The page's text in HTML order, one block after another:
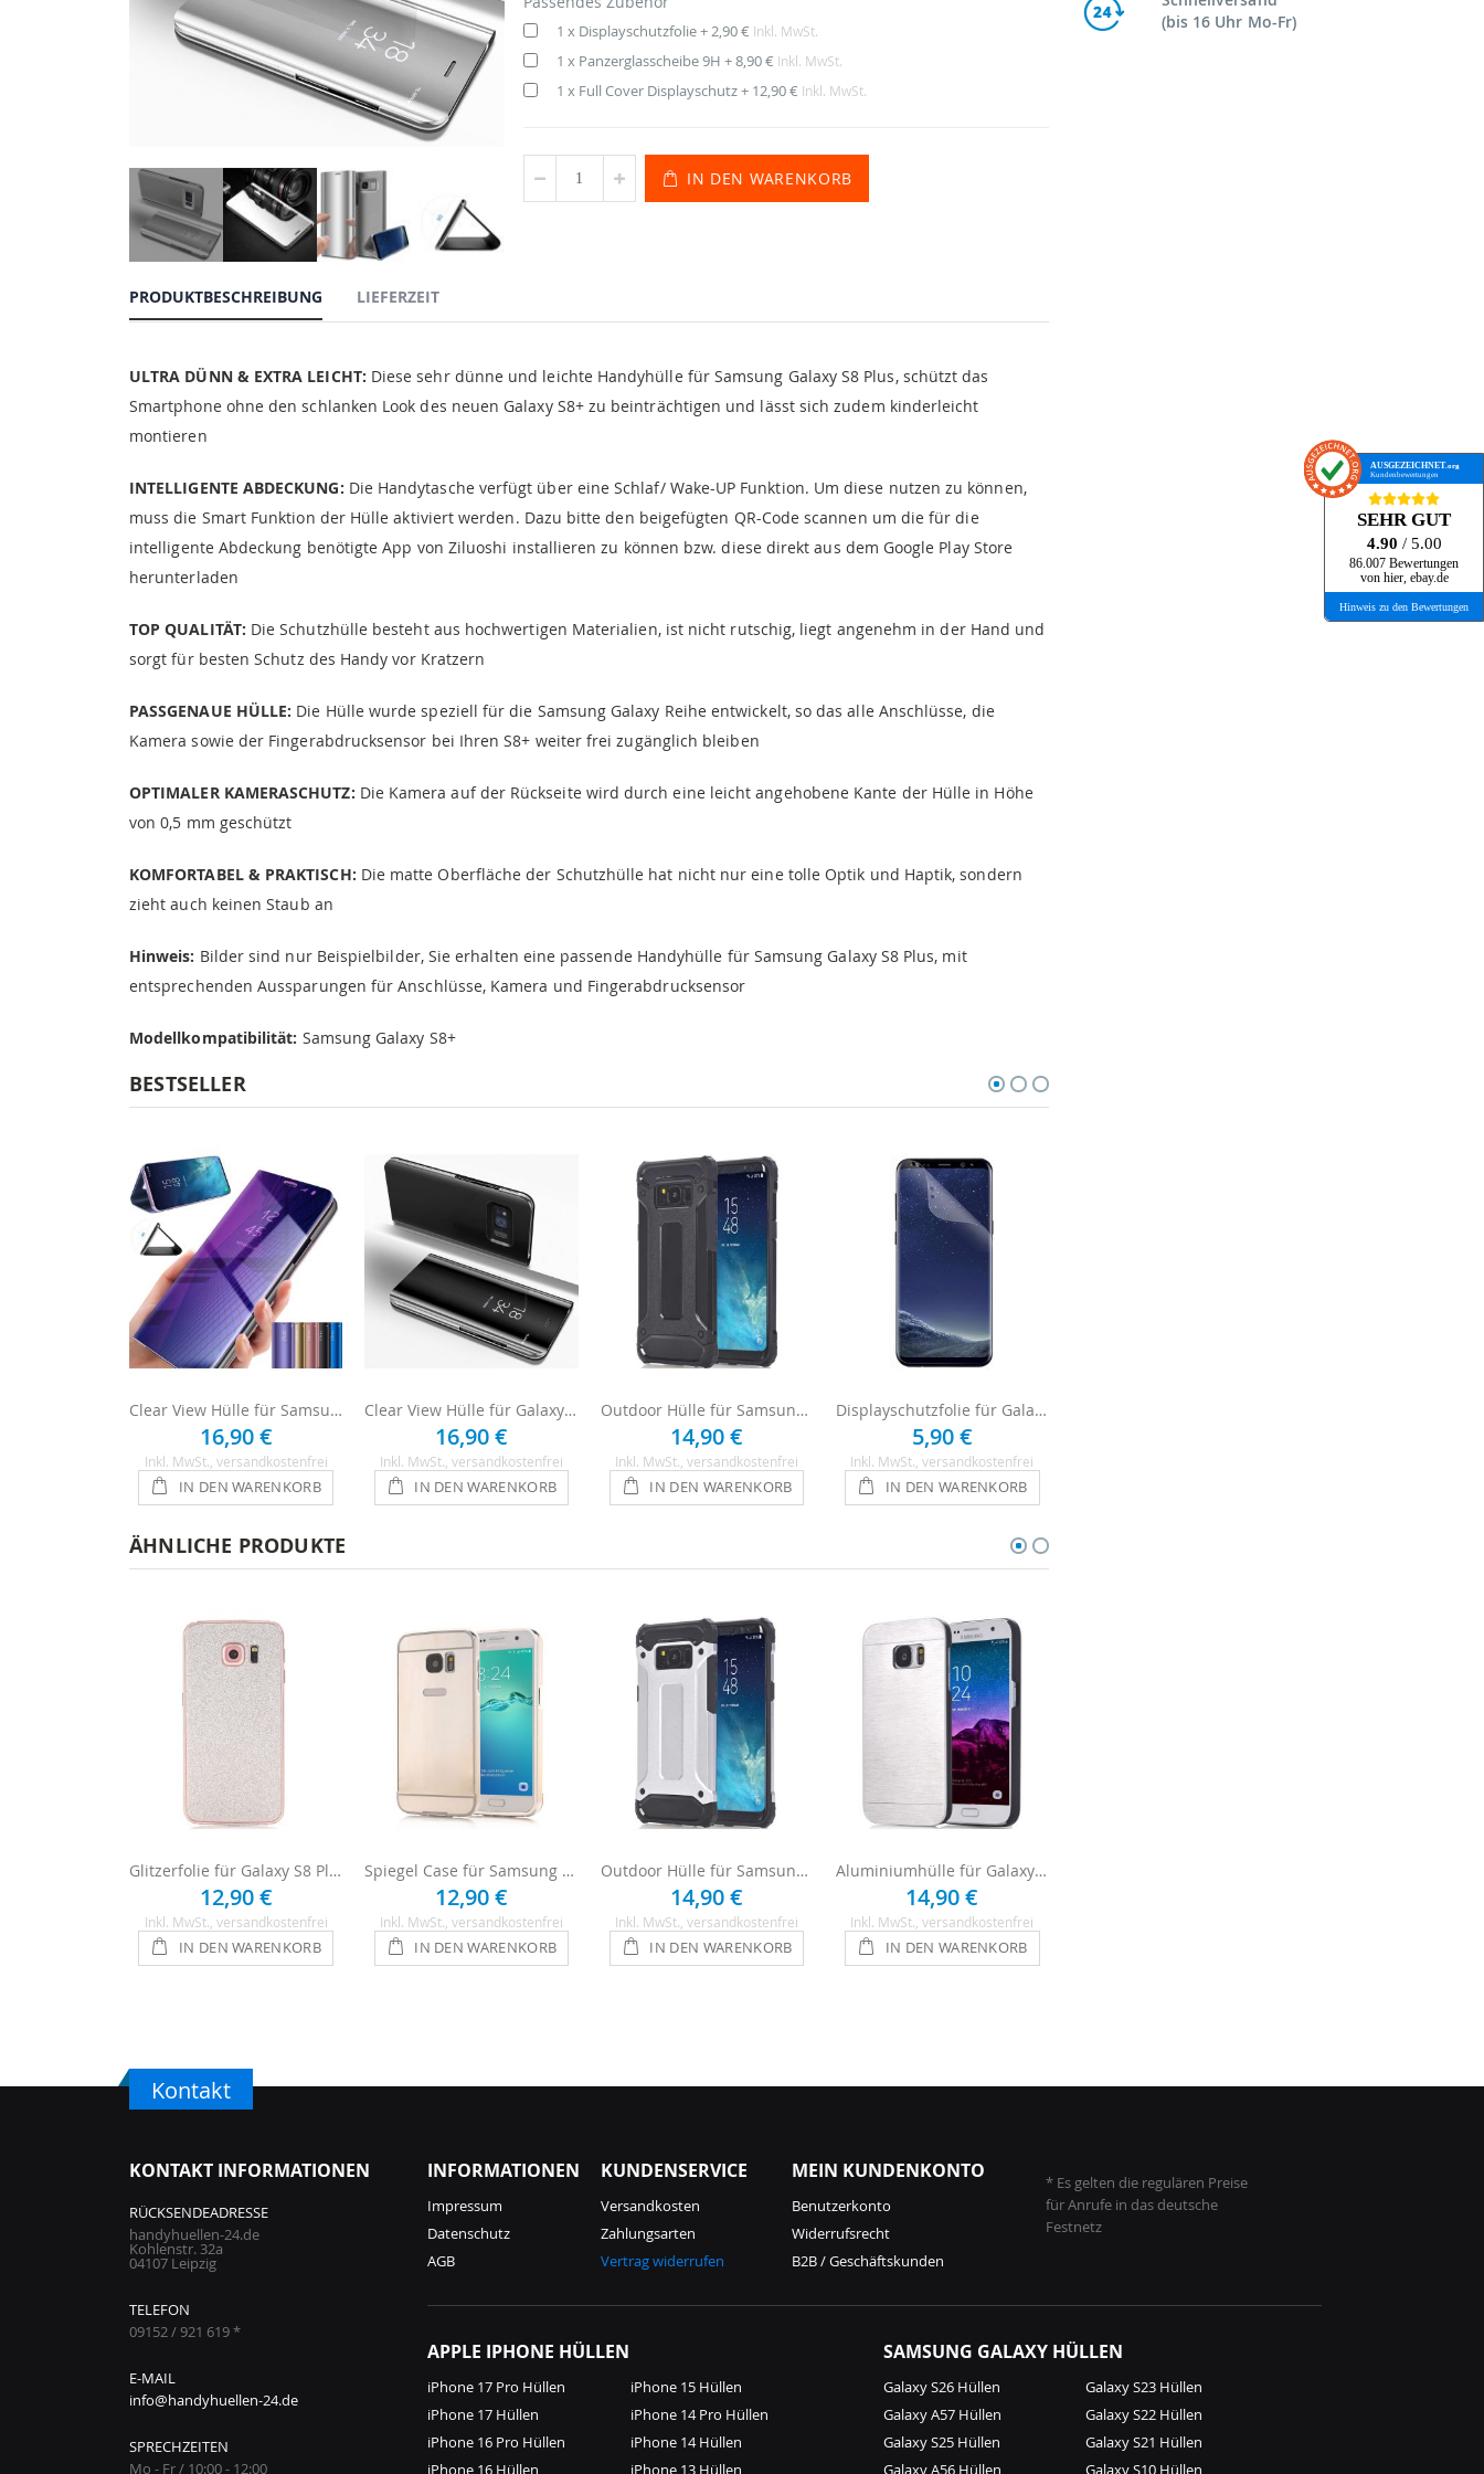
1 x Displayschutzfolie+2,90 € Inkl. MwSt.
1 x Panzerglasscheibe 9H+8,90 € Inkl. MwSt.
1 x Full Cover Displayschutz+ 12,90 € Inkl. MwSt.
IN DEN WARENKORB
PRODUKTBESCHREIBUNG
ULTRA DÜNN & EXTRA LEICHT: Diese sehr dünne und leichte Handyhülle für Samsung Galaxy S8 Plus, schützt das
Smartphone ohne den schlanken Look des neuen Galaxy S8+ zu beinträchtigen und lässt sich zudem kinderleicht
montieren
INTELLIGENTE ABDECKUNG: Die Handytasche verfügt über eine Schlaf/ Wake-UP Funktion. Um diese nutzen zu können,
muss die Smart Funktion der Hülle aktiviert werden. Dazu bitte den beigefügten QR-Code scannen um die für die
intelligente Abdeckung benötigte App von Ziluoshi installieren zu können bzw. diese direkt aus dem Google Play Store
herunterladen
TOP QUALITÄT: Die Schutzhülle besteht aus hochwertigen Materialien, ist nicht rutschig, liegt angenehm in der Hand und
sorgt für besten Schutz des Handy vor Kratzern
PASSGENAUE HÜLLE: Die Hülle wurde speziell für die Samsung Galaxy Reihe entwickelt, so das alle Anschlüsse, die
Kamera sowie der Fingerabdrucksensor bei Ihren S8+ weiter frei zugänglich bleiben
OPTIMALER KAMERASCHUTZ: Die Kamera auf der Rückseite wird durch eine leicht angehobene Kante der Hülle in Höhe
von 0,5 mm geschützt
KOMFORTABEL & PRAKTISCH: Die matte Oberfläche der Schutzhülle hat nicht nur eine tolle Optik und Haptik, sondern
zieht auch keinen Staub an
Hinweis: Bilder sind nur Beispielbilder, Sie erhalten eine passende Handyhülle für Samsung Galaxy S8 Plus, mit
entsprechenden Aussparungen für Anschlüsse, Kamera und Fingerabdrucksensor
Modellkompatibilität: Samsung Galaxy S8+
LIEFERZEIT
BESTSELLER
Clear View Hülle für Samsung Galaxy S8 Plus
16,90 €
Inkl. MwSt. , versandkostenfrei
IN DEN WARENKORB
Clear View Hülle für Galaxy S8 Plus - Schwarz
16,90 €
Inkl. MwSt. , versandkostenfrei
IN DEN WARENKORB
Outdoor Hülle für Samsung Galaxy S8 Plus - Schwarz
14,90 €
Inkl. MwSt. , versandkostenfrei
IN DEN WARENKORB
Displayschutzfolie für Galaxy S8 Plus - 3x
5,90 €
Inkl. MwSt. , versandkostenfrei
IN DEN WARENKORB
ÄHNLICHE PRODUKTE
Glitzerfolie für Galaxy S8 Plus - Silber
12,90 €
Inkl. MwSt. , versandkostenfrei
IN DEN WARENKORB
Spiegel Case für Samsung Galaxy S8 Plus - Silber
12,90 €
Inkl. MwSt. , versandkostenfrei
IN DEN WARENKORB
Outdoor Hülle für Samsung Galaxy S8 Plus - Silber
14,90 €
Inkl. MwSt. , versandkostenfrei
IN DEN WARENKORB
Aluminiumhülle für Galaxy S8 Plus - Silber
14,90 €
Inkl. MwSt. , versandkostenfrei
IN DEN WARENKORB
(bis 16 Uhr Mo-Fr)
Kontakt
KONTAKT INFORMATIONEN
RÜCKSENDEADRESSE
handyhuellen-24.de
Kohlenstr. 32a
04107 Leipzig
TELEFON
09152 / 921 619 *
E-MAIL
info@handyhuellen-24.de
SPRECHZEITEN
Mo - Fr / 10:00 - 12:00
INFORMATIONEN
Impressum
Datenschutz
AGB
KUNDENSERVICE
Versandkosten
Zahlungsarten
Vertrag widerrufen
MEIN KUNDENKONTO
Benutzerkonto
Widerrufsrecht
B2B / Geschäftskunden
* Es gelten die regulären Preise
für Anrufe in das deutsche
Festnetz
APPLE IPHONE HÜLLEN
iPhone 17 Pro Hüllen
iPhone 17 Hüllen
iPhone 16 Pro Hüllen
iPhone 16 Hüllen
iPhone 15 Hüllen
iPhone 14 Pro Hüllen
iPhone 14 Hüllen
iPhone 13 Hüllen
SAMSUNG GALAXY HÜLLEN
Galaxy S26 Hüllen
Galaxy A57 Hüllen
Galaxy S25 Hüllen
Galaxy A56 Hüllen
Galaxy S23 Hüllen
Galaxy S22 Hüllen
Galaxy S21 Hüllen
Galaxy S10 Hüllen
AUSGEZEICHNET.org
Kundenbewertungen
SEHR GUT
4.90 / 5.00
86.007 Bewertungen
von hier, ebay.de
Hinweis zu den Bewertungen